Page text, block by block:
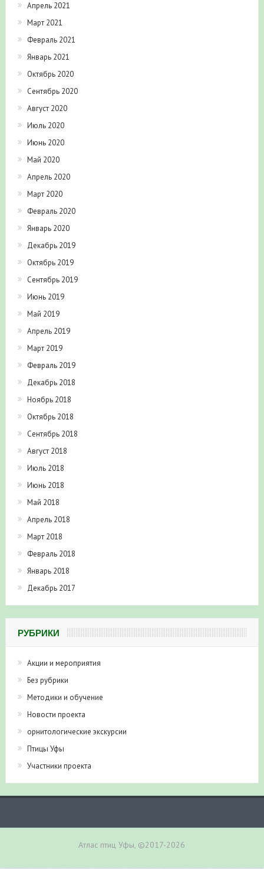
Апрель 2021
Март 2021
Февраль 2021
Январь 2021
Октябрь 2020
Сентябрь 2020
Август 2020
Июль 2020
Июнь 2020
Май 2020
Апрель 2020
Март 2020
Февраль 2020
Январь 2020
Декабрь 2019
Октябрь 2019
Сентябрь 2019
Июнь 2019
Май 2019
Апрель 2019
Март 2019
Февраль 2019
Декабрь 2018
Ноябрь 2018
Октябрь 2018
Сентябрь 2018
Август 2018
Июль 2018
Июнь 2018
Май 2018
Апрель 2018
Март 2018
Февраль 2018
Январь 2018
Декабрь 2017
РУБРИКИ
Акции и мероприятия
Без рубрики
Методики и обучение
Новости проекта
орнитологические экскурсии
Птицы Уфы
Участники проекта
Атлас птиц Уфы, ©2017-2026